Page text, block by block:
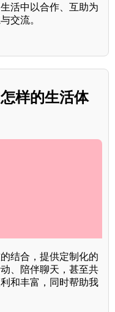
活中以合作、互助为
交流。
样的生活体
结合，提供定制化的
、陪伴聊天，甚至共
和丰富，同时帮助我